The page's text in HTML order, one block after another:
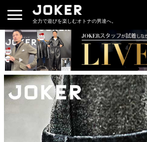
全力で遊びを楽しむオトナの男達へ。